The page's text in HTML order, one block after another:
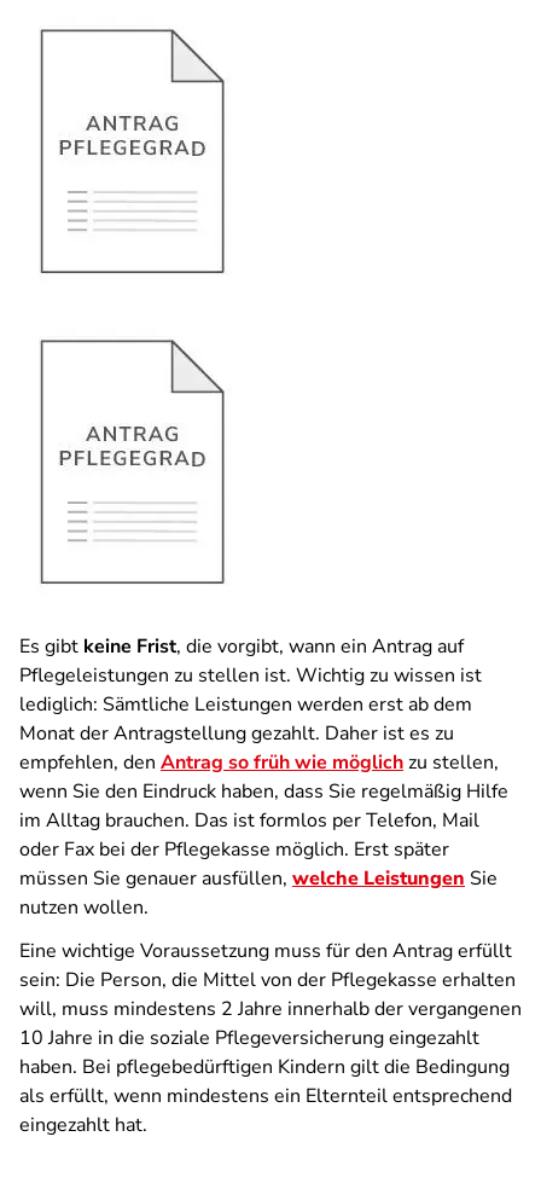
Es gibt keine Frist, die vorgibt, wann ein Antrag auf
Pflegeleistungen zu stellen ist. Wichtig zu wissen ist
lediglich: Sämtliche Leistungen werden erst ab dem
Monat der Antragstellung gezahlt. Daher ist es zu
empfehlen, den Antrag so früh wie möglichzu stellen,
wenn Sie den Eindruck haben, dass Sie regelmäßig Hilfe
im Alltag brauchen. Das ist formlos per Telefon, Mail
oder Fax bei der Pflegekasse möglich. Erst später
müssen Sie genauer ausfüllen, welche Leistungen Sie
nutzen wollen.
Eine wichtige Voraussetzung muss für den Antrag erfüllt
sein: Die Person, die Mittel von der Pflegekasse erhalten
will, muss mindestens 2 Jahre innerhalb der vergangenen
10 Jahre in die soziale Pflegeversicherung eingezahlt
haben. Bei pflegebedürftigen Kindern gilt die Bedingung
als erfüllt, wenn mindestens ein Elternteil entsprechend
eingezahlt hat.